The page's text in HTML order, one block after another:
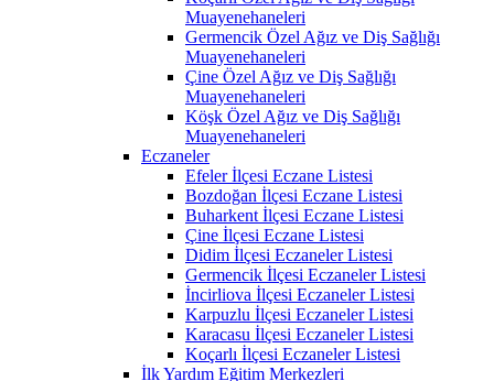
Muayenehaneleri
Germencik Özel Ağız ve Diş Sağlığı
Muayenehaneleri
Çine Özel Ağız ve Diş Sağlığı
Muayenehaneleri
Köşk Özel Ağız ve Diş Sağlığı
Muayenehaneleri
Eczaneler
Efeler İlçesi Eczane Listesi
Bozdoğan İlçesi Eczane Listesi
Buharkent İlçesi Eczane Listesi
Çine İlçesi Eczane Listesi
Didim İlçesi Eczaneler Listesi
Germencik İlçesi Eczaneler Listesi
İncirliova İlçesi Eczaneler Listesi
Karpuzlu İlçesi Eczaneler Listesi
Karacasu İlçesi Eczaneler Listesi
Koçarlı İlçesi Eczaneler Listesi
İlk Yardım Eğitim Merkezleri